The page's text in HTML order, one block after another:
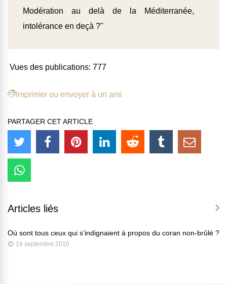
Modération au delà de la Méditerranée,
intolérance en deçà ?"
Vues des publications: 777
Imprimer ou envoyer à un ami
PARTAGER CET ARTICLE
Articles liés
Où sont tous ceux qui s’indignaient à propos du coran non-brûlé ?
18 septembre 2010